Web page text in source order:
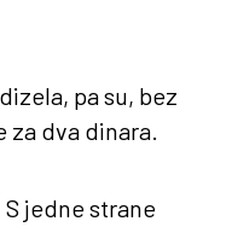
pa su, bez
za dva dinara.
jedne strane